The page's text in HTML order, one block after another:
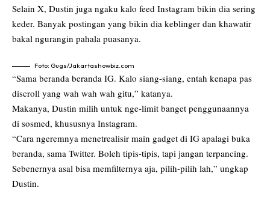
Selain X, Dustin juga ngaku kalo feed Instagram bikin dia sering
keder. Banyak postingan yang bikin dia keblinger dan khawatir
bakal ngurangin pahala puasanya.
Foto: Gugs/Jakartashowbiz.com
“Sama beranda beranda IG. Kalo siang-siang, entah kenapa pas
discroll yang wah wah wah gitu,” katanya.
Makanya, Dustin milih untuk nge-limit banget penggunaannya
di sosmed, khususnya Instagram.
“Cara ngeremnya menetrealisir main gadget di IG apalagi buka
beranda, sama Twitter. Boleh tipis-tipis, tapi jangan terpancing.
Sebenernya asal bisa memfilternya aja, pilih-pilih lah,” ungkap
Dustin.